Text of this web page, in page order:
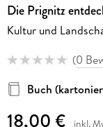
Die Prignitz
Kultur und
(0
Buch
18,00 € inkl.